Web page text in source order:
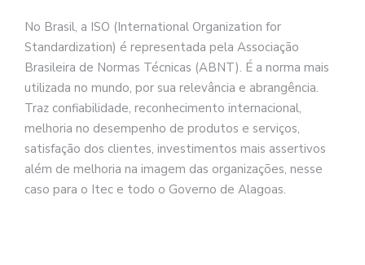
No Brasil, a ISO (International Organization for
Standardization) é representada pela Associação
Brasileira de Normas Técnicas (ABNT). É a norma mais
utilizada no mundo, por sua relevância e abrangência.
Traz confiabilidade, reconhecimento internacional,
melhoria no desempenho de produtos e serviços,
satisfação dos clientes, investimentos mais assertivos
além de melhoria na imagem das organizações, nesse
caso para o Itec e todo o Governo de Alagoas.